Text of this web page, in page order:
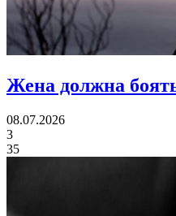
Жена должна
08.07.2026
3
35